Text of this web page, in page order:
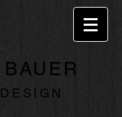
BAUER